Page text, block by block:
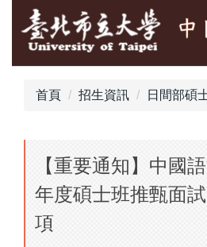
要
首頁 招生資訊 日間部碩
【重要通知】中國
年度碩士班推甄面
項